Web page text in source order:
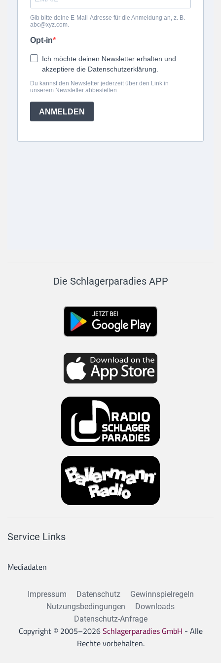
Die Schlagerparadies APP
Service Links
Mediadaten
Impressum Datenschutz
Gewinnspielregeln
Nutzungsbedingungen
Downloads
Datenschutz-Anfrage
Copyright © 2005–2026Schlagerparadies GmbH - Alle
Rechte vorbehalten.